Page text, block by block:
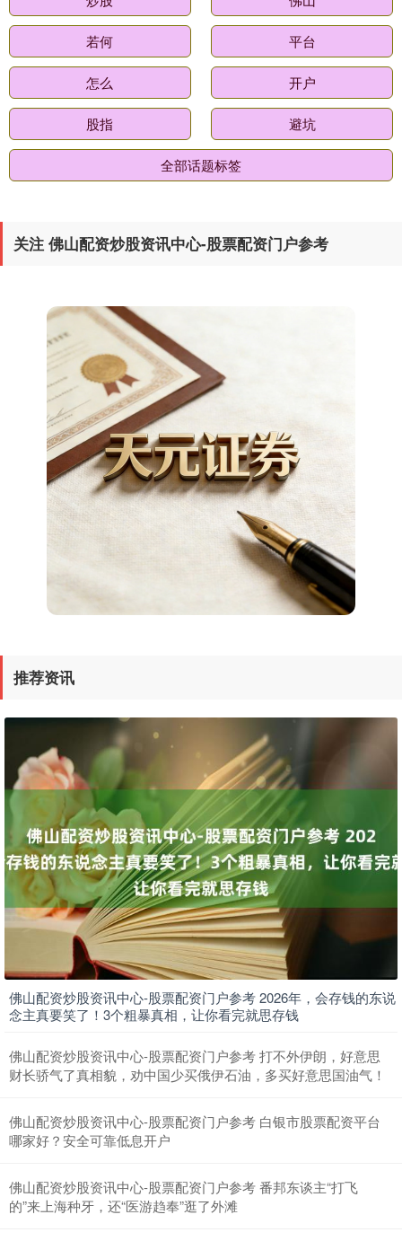
国债指数 229.80 +0.05%
上证综指 3966.59 +0.67%
深证成指
沪深300 4702.02 +7.59 +0.16%
北证50 1122.88 -11.37
创业板指 3537.21 -25.90
若何 平台
怎么 开户
股指 避坑
全部话题标签
关注 佛山配资炒股资讯中心-股票配资门户参考
推荐资讯
佛山配资炒股资讯中心-股票配资门户参考 2026年，会存钱的东说
念主真要笑了！3个粗暴真相，让你看完就思存钱
佛山配资炒股资讯中心-股票配资门户参考 打不外伊朗，好意思
财长骄气了真相貌，劝中国少买俄伊石油，多买好意思国油气！
佛山配资炒股资讯中心-股票配资门户参考 白银市股票配资平台
哪家好？安全可靠低息开户
佛山配资炒股资讯中心-股票配资门户参考 番邦东谈主“打飞
的”来上海种牙，还“医游趋奉”逛了外滩